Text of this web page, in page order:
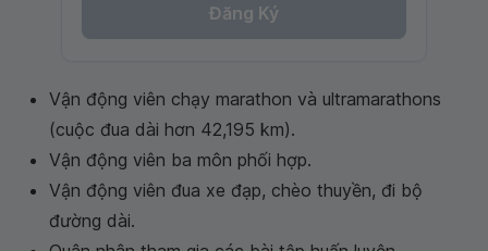
Đăng Ký
Vận động viên chạy marathon và ultramarathons
(cuộc đua dài hơn 42,195 km).
Vận động viên ba môn phối hợp.
Vận động viên đua xe đạp, chèo thuyền, đi bộ
đường dài.